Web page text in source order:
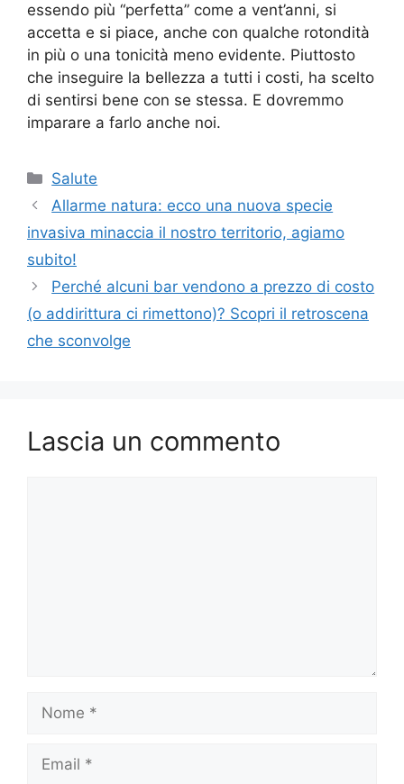
essendo più “perfetta” come a vent’anni, si
accetta e si piace, anche con qualche rotondità
in più o una tonicità meno evidente. Piuttosto
che inseguire la bellezza a tutti i costi, ha scelto
di sentirsi bene con se stessa. E dovremmo
imparare a farlo anche noi.
Categorie
Salute
Allarme natura: ecco una nuova specie
invasiva minaccia il nostro territorio, agiamo
subito!
Perché alcuni bar vendono a prezzo di costo
(o addirittura ci rimettono)? Scopri il retroscena
che sconvolge
Lascia un commento
Nome
Email